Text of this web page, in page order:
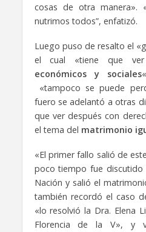
cosas de otra manera».
nutrimos todos”, enfatizó.
Luego puso de resalto el
el cual «tiene que
económicos y sociales
«tampoco se puede
fuero se adelantó a otras
que ver después con
el tema del matrimonio
«El primer fallo salió de
poco tiempo fue
Nación y salió el
también recordó el caso
«lo resolvió la Dra. Elena
Florencia de la V», y